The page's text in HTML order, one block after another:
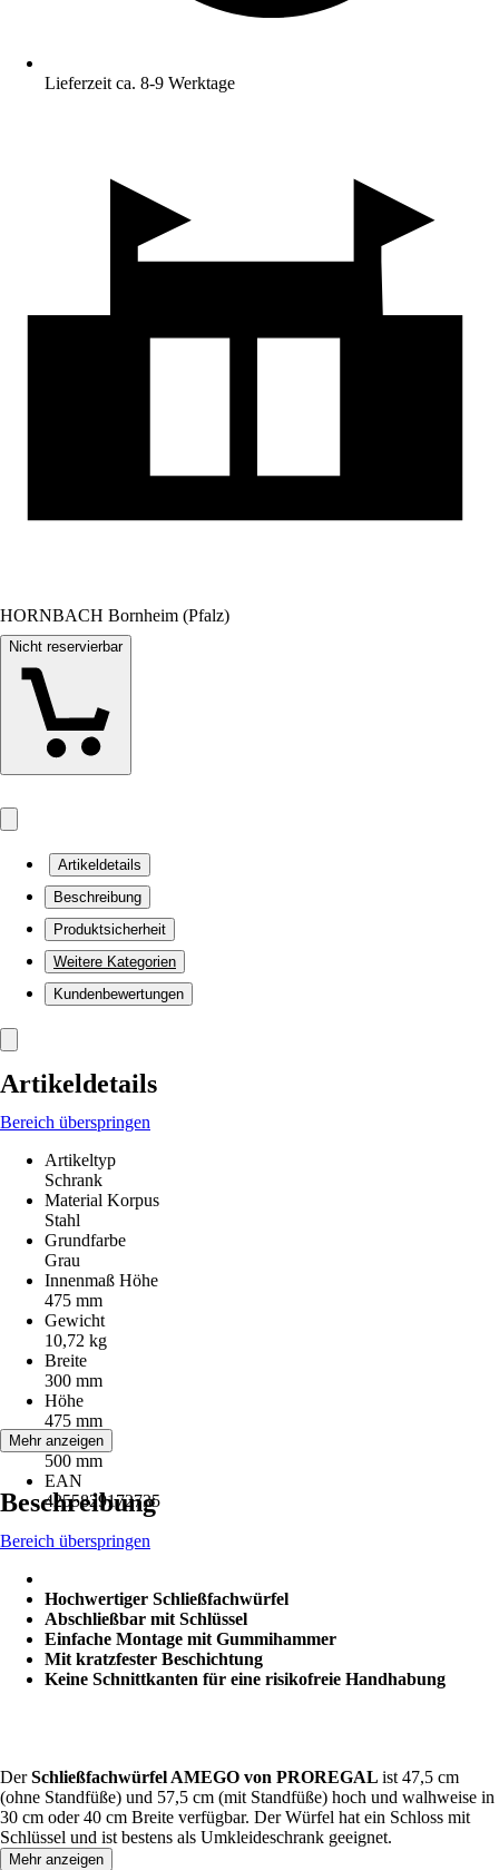
Lieferzeit ca. 8-9 Werktage
HORNBACH Bornheim (Pfalz)
Nicht reservierbar
Artikeldetails
Beschreibung
Produktsicherheit
Weitere Kategorien
Kundenbewertungen
Artikeldetails
Bereich überspringen
Artikeltyp
Schrank
Material Korpus
Stahl
Grundfarbe
Grau
Innenmaß Höhe
475 mm
Gewicht
10,72 kg
Breite
300 mm
Höhe
475 mm
Tiefe
500 mm
EAN
4255829172735
Mehr anzeigen
Beschreibung
Bereich überspringen
Hochwertiger Schließfachwürfel
Abschließbar mit Schlüssel
Einfache Montage mit Gummihammer
Mit kratzfester Beschichtung
Keine Schnittkanten für eine risikofreie Handhabung
DerSchließfachwürfel AMEGO von PROREGAL ist 47,5 cm
(ohne Standfüße) und 57,5 cm (mit Standfüße) hoch und walhweise in
30 cm oder 40 cm Breite verfügbar. Der Würfel hat ein Schloss mit
Schlüssel und ist bestens als Umkleideschrank geeignet.
Mehr anzeigen